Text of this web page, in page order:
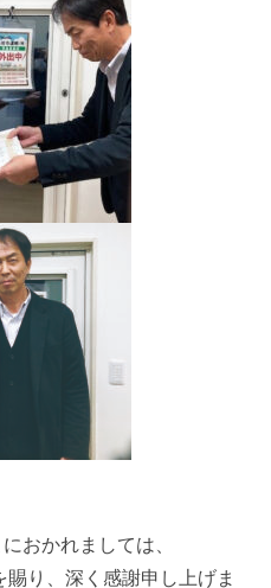
おかれましては、
り、深く感謝申し上げま